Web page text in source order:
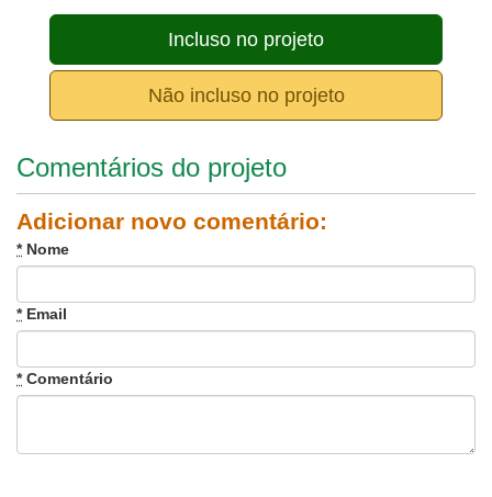
Incluso no projeto
Não incluso no projeto
Comentários do projeto
Adicionar novo comentário:
*Nome
*Email
*Comentário